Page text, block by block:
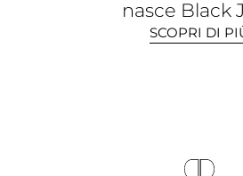
nasce Black
SCOPRI DI